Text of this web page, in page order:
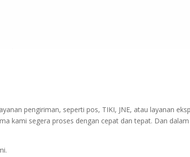
pengiriman, seperti pos, TIKI, JNE, atau layanan
kami segera proses dengan cepat dan tepat. Dan